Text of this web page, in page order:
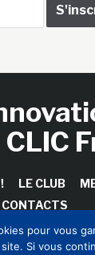
LE CLUB
CONTACTS
pour vous
Si vous